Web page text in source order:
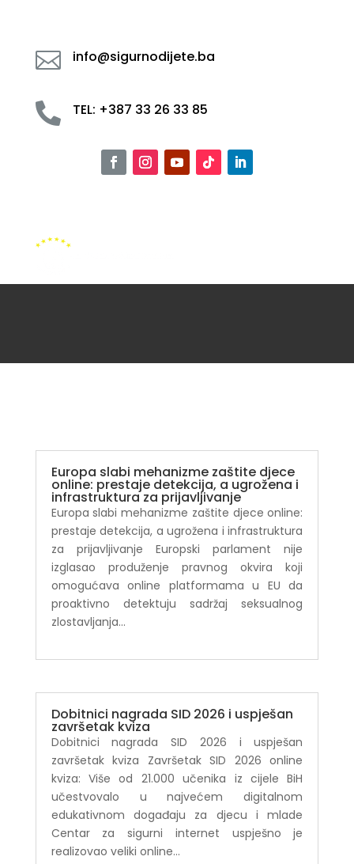
 info@sigurnodijete.ba
 TEL: +387 33 26 33 85
Europa slabi mehanizme zaštite djece
online: prestaje detekcija, a ugrožena i
infrastruktura za prijavljivanje
Europa slabi mehanizme zaštite djece online:
prestaje detekcija, a ugrožena i infrastruktura
za prijavljivanje Europski parlament nije
izglasao produženje pravnog okvira koji
omogućava online platformama u EU da
proaktivno detektuju sadržaj seksualnog
zlostavljanja...
Dobitnici nagrada SID 2026 i uspješan
završetak kviza
Dobitnici nagrada SID 2026 i uspješan
završetak kviza Završetak SID 2026 online
kviza: Više od 21.000 učenika iz cijele BiH
učestvovalo u najvećem digitalnom
edukativnom događaju za djecu i mlade
Centar za sigurni internet uspješno je
realizovao veliki online...